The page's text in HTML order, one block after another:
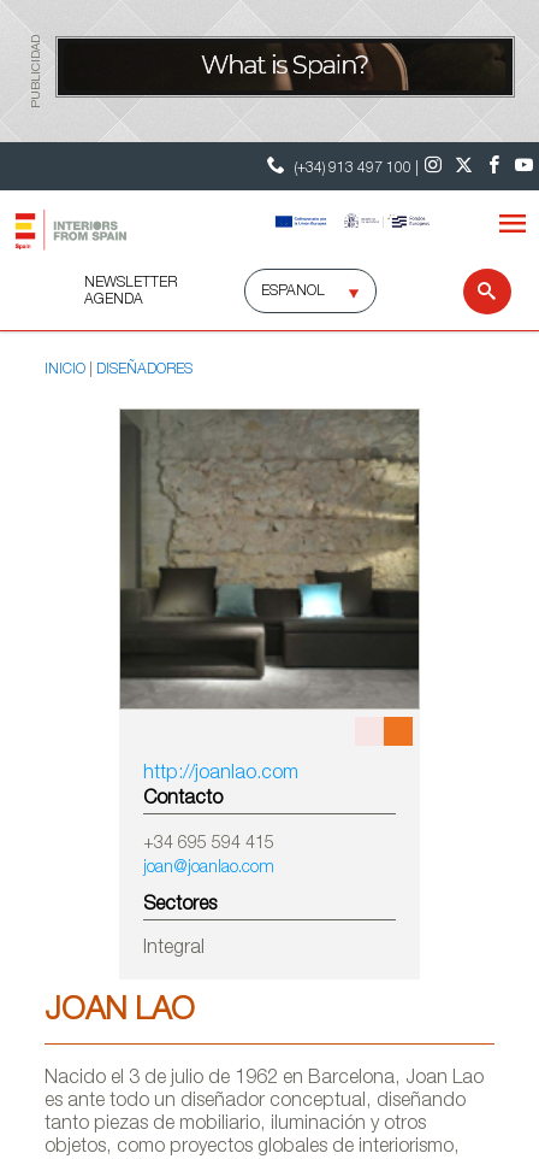
PUBLICIDAD
(+34) 913 497 100 |
NEWSLETTER
AGENDA
Selecciona
idioma
INICIO DISEÑADORES
http://joanlao.com
Contacto
+34 695 594 415
joan@joanlao.com
Sectores
Integral
JOAN LAO
Nacido el 3 de julio de 1962 en Barcelona, Joan Lao
es ante todo un diseñador conceptual, diseñando
tanto piezas de mobiliario, iluminación y otros
objetos, como proyectos globales de interiorismo,